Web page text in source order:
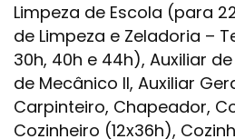
Limpeza de Escola (para
de Limpeza e Zeladoria –
30h, 40h e 44h), Auxiliar
de Mecânico II, Auxiliar
Carpinteiro, Chapeador,
Cozinheiro (12x36h),